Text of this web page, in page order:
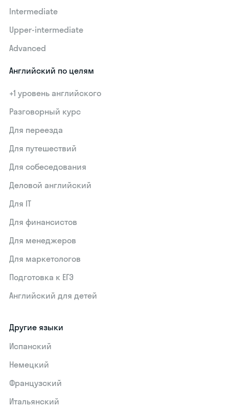
Intermediate
Upper-intermediate
Advanced
Английский по целям
+1 уровень английского
Разговорный курс
Для переезда
Для путешествий
Для собеседования
Деловой английский
Для IT
Для финансистов
Для менеджеров
Для маркетологов
Подготовка к ЕГЭ
Английский для детей
Другие языки
Испанский
Немецкий
Французский
Итальянский